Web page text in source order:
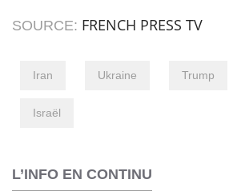
SOURCE: FRENCH PRESS TV
Iran Ukraine Trump
Israël
L’INFO EN CONTINU